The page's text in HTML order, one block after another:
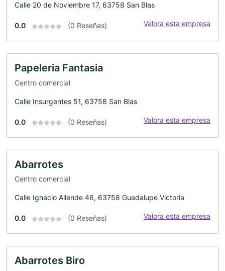
Calle 20 de Noviembre 17, 63758 San Blas
0.0 (0 Reseñas) Valora esta empresa
Papeleria Fantasia
Centro comercial
Calle Insurgentes 51, 63758 San Blas
0.0 (0 Reseñas) Valora esta empresa
Abarrotes
Centro comercial
Calle Ignacio Allende 46, 63758 Guadalupe Victoria
0.0 (0 Reseñas) Valora esta empresa
Abarrotes Biro